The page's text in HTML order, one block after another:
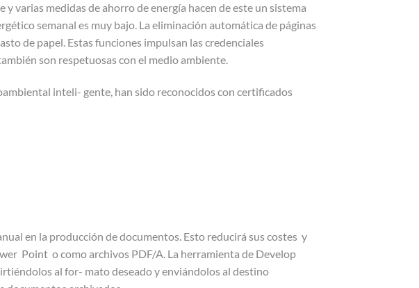
varias medidas de ahorro de energía hacen de este un sistema
semanal es muy bajo. La eliminación automática de páginas
de papel. Estas funciones impulsan las credenciales
son respetuosas con el medio ambiente.
inteli- gente, han sido reconocidos con certificados
en la producción de documentos. Esto reducirá sus costes y
Point o como archivos PDF/A. La herramienta de Develop
al for- mato deseado y enviándolos al destino